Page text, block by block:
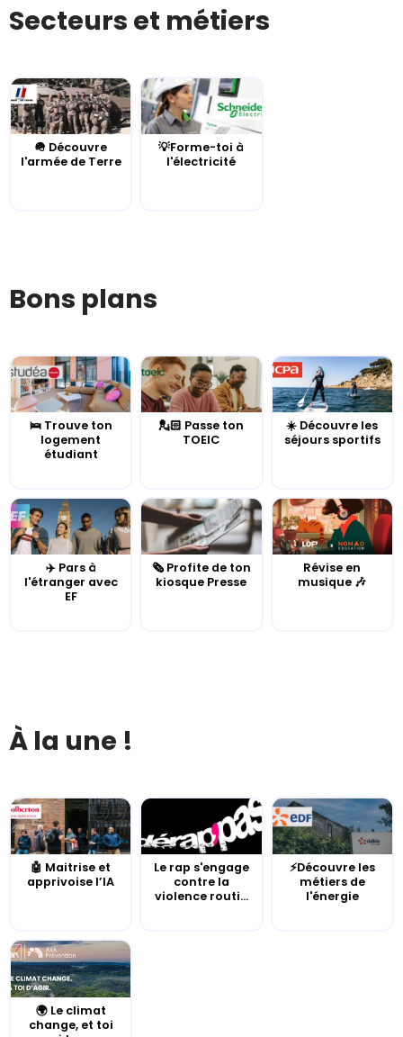
Secteurs et métiers
🪖 Découvre
l'armée de Terre
💡Forme-toi à
l'électricité
Bons plans
🛌 Trouve ton
logement
étudiant
💂🏻 Passe ton
TOEIC
☀️ Découvre les
séjours sportifs
✈️ Pars à
l'étranger avec
EF
🗞️ Profite de ton
kiosque Presse
Révise en
musique 🎶
À la une !
🤖 Maitrise et
apprivoise l’IA
Le rap s'engage
contre la
violence routi...
⚡Découvre les
métiers de
l'énergie
🌍 Le climat
change, et toi